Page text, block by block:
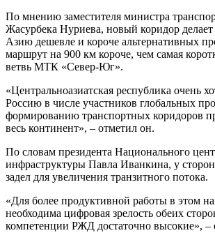
По мнению заместителя министра
Жасурбека Нуриева, новый коридор
Азию дешевле и короче альтернативных
маршрут на 900 км короче, чем самая
ветвь МТК «Север-Юг».
«Центральноазиатская республика очень
Россию в числе участников глобальных
формированию транспортных коридоров
весь континент», – отметил он.
По словам президента Национального
инфраструктуры Павла Иванкина, у
задел для увеличения транзитного потока.
«Для более продуктивной работы в этом
необходима цифровая зрелость обеих
компетенции РЖД достаточно высокие», –